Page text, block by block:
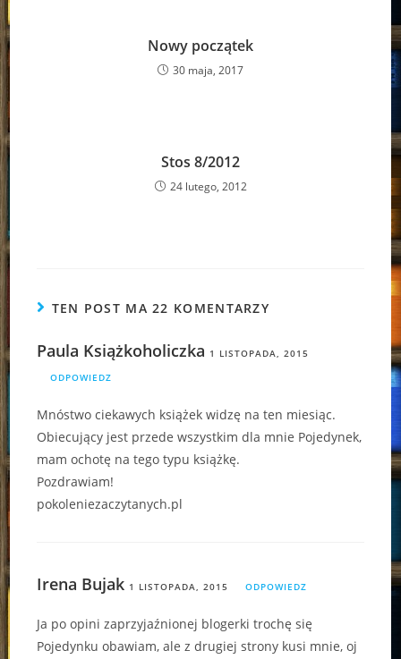
Nowy początek
30 maja, 2017
Stos 8/2012
24 lutego, 2012
TEN POST MA 22 KOMENTARZY
Paula Książkoholiczka 1 LISTOPADA, 2015
ODPOWIEDZ
Mnóstwo ciekawych książek widzę na ten miesiąc.
Obiecujący jest przede wszystkim dla mnie Pojedynek,
mam ochotę na tego typu książkę.
Pozdrawiam!
pokoleniezaczytanych.pl
Irena Bujak 1 LISTOPADA, 2015 ODPOWIEDZ
Ja po opini zaprzyjaźnionej blogerki trochę się
Pojedynku obawiam, ale z drugiej strony kusi mnie, oj